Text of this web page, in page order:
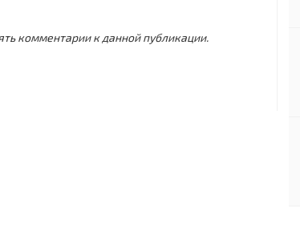
комментарии к данной публикации.